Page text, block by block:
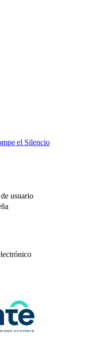
el Silencio
usuario